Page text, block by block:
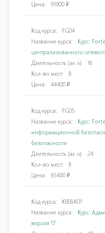
Цена:
91900 ₽
Код курса:
FG04
Название курса:
Курс:
централизованного
Длительность (ак.ч):
16
Кол-во мест:
8
Цена:
44400 ₽
Код курса:
FG05
Название курса:
Курс:
информационной
безопасности
Длительность (ак.ч):
24
Кол-во мест:
8
Цена:
65400 ₽
Код курса:
KIBBA01
Название курса:
Курс:
версия 17